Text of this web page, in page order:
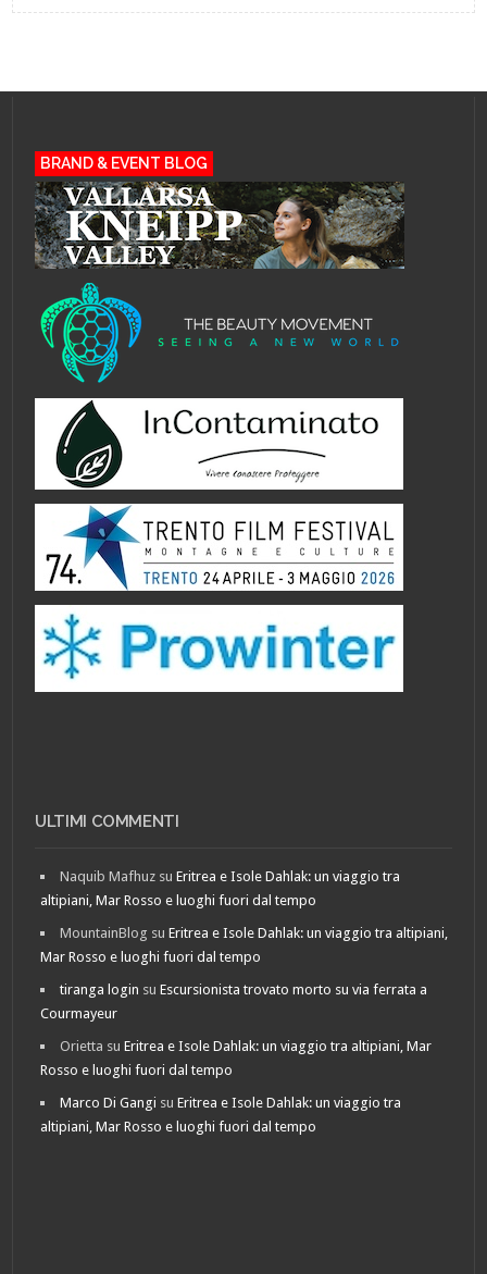
BRAND & EVENT BLOG
ULTIMI COMMENTI
Naquib Mafhuz suEritrea e Isole Dahlak: un viaggio tra
altipiani, Mar Rosso e luoghi fuori dal tempo
MountainBlog suEritrea e Isole Dahlak: un viaggio tra altipiani,
Mar Rosso e luoghi fuori dal tempo
tiranga login suEscursionista trovato morto su via ferrata a
Courmayeur
Orietta suEritrea e Isole Dahlak: un viaggio tra altipiani, Mar
Rosso e luoghi fuori dal tempo
Marco Di Gangi suEritrea e Isole Dahlak: un viaggio tra
altipiani, Mar Rosso e luoghi fuori dal tempo